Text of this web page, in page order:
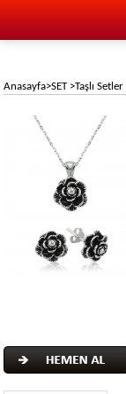
Anasayfa>SET>Taşlı Setler